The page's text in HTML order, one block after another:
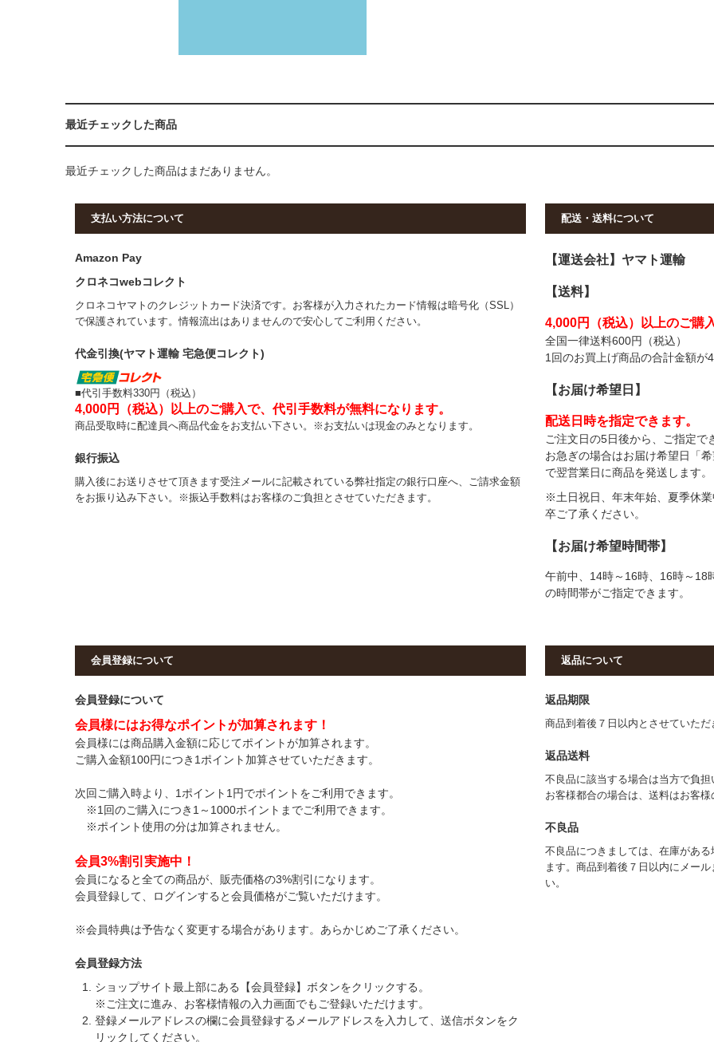
最近チェックした商品
最近チェックした商品はまだありません。
支払い方法について
Amazon Pay
クロネコwebコレクト
クロネコヤマトのクレジットカード決済です。お客様が入力されたカード情報は暗号化（SSL）
で保護されています。情報流出はありませんので安心してご利用ください。
代金引換(ヤマト運輸 宅急便コレクト)
■代引手数料330円（税込）
4,000円（税込）以上のご購入で、代引手数料が無料になります。
商品受取時に配達員へ商品代金をお支払い下さい。※お支払いは現金のみとなります。
銀行振込
購入後にお送りさせて頂きます受注メールに記載されている弊社指定の銀行口座へ、ご請求金額
をお振り込み下さい。※振込手数料はお客様のご負担とさせていただきます。
配送・送料について
【運送会社】ヤマト運輸
【送料】
4,000円（税込）以上のご購
全国一律送料600円（税込）
1回のお買上げ商品の合計金額が
【お届け希望日 】
配送日時を指定できます。
ご注文日の5日後から、ご指定で
お急ぎの場合はお届け希望日「
で翌営業日に商品を発送します。
※土日祝日、年末年始、夏季休
卒ご了承ください。
【お届け希望時間帯】
午前中、14時～16時、16時～18
の時間帯がご指定できます。
会員登録について
会員登録について
会員様にはお得なポイントが加算されます！
会員様には商品購入金額に応じてポイントが加算されます。
ご購入金額100円につき1ポイント加算させていただきます。
次回ご購入時より、1ポイント1円でポイントをご利用できます。
※1回のご購入につき1～1000ポイントまでご利用できます。
※ポイント使用の分は加算されません。
会員3%割引実施中！
会員になると全ての商品が、販売価格の3%割引になります。
会員登録して、ログインすると会員価格がご覧いただけます。
※会員特典は予告なく変更する場合があります。あらかじめご了承ください。
会員登録方法
ショップサイト最上部にある【会員登録】ボタンをクリックする。
※ご注文に進み、お客様情報の入力画面でもご登録いただけます。
登録メールアドレスの欄に会員登録するメールアドレスを入力して、送信ボタンをク
リックしてください。
返品について
返品期限
商品到着後７日以内とさせていただ
返品送料
不良品に該当する場合は当方で負担
お客様都合の場合は、送料はお客
不良品
不良品につきましては、在庫があ
ます。商品到着後７日以内にメー
い。